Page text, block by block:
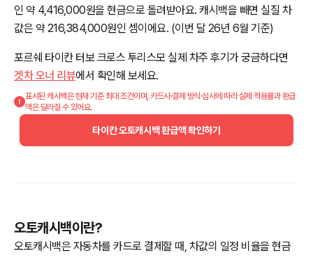
인 약 4,416,000원을 현금으로 돌려받아요. 캐시백을 빼면 실질 차
값은 약 216,384,000원인 셈이에요. (이번 달 26년 6월 기준)
포르쉐 타이칸 터보 크로스 투리스모 실제 차주 후기가 궁금하다면
겟차 오너 리뷰에서 확인해 보세요.
표시된 캐시백은 현재 기준 최대 조건이며, 카드사·결제 방식·심사에 따라 실제 적용률과 환급
액은 달라질 수 있어요.
타이칸 오토캐시백 환급액 확인하기
오토캐시백이란?
오토캐시백은 자동차를 카드로 결제할 때, 차값의 일정 비율을 현금